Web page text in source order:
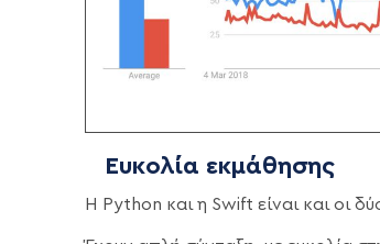
Ευκολία εκμάθησης
Η Python και η Swift είναι και οι